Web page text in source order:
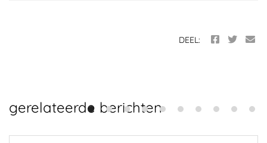
DEEL:
gerelateerde berichten